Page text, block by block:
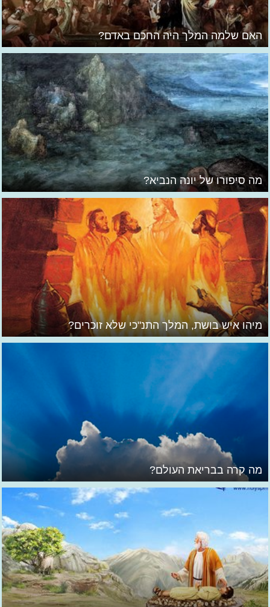
האם שלמה המלך היה החכם באדם?
מה סיפורו של יונה הנביא?
מיהו איש בושת, המלך התנ"כי שלא זוכרים?
מה קרה בבריאת העולם?